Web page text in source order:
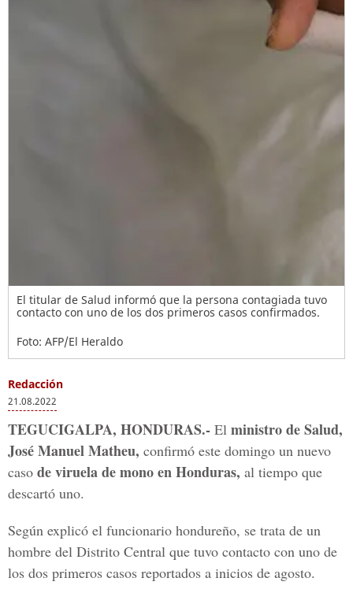
El titular de Salud informó que la persona contagiada tuvo
contacto con uno de los dos primeros casos confirmados.
Foto: AFP/El Heraldo
Redacción
21.08.2022
TEGUCIGALPA, HONDURAS.- El ministro de Salud,
José Manuel Matheu, confirmó este domingo un nuevo
caso de viruela de mono en Honduras, al tiempo que
descartó uno.
Según explicó el funcionario hondureño, se trata de un
hombre del Distrito Central que tuvo contacto con uno de
los dos primeros casos reportados a inicios de agosto.